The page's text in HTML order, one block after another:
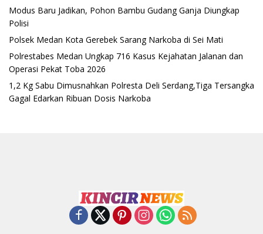
Modus Baru Jadikan, Pohon Bambu Gudang Ganja Diungkap
Polisi
Polsek Medan Kota Gerebek Sarang Narkoba di Sei Mati
Polrestabes Medan Ungkap 716 Kasus Kejahatan Jalanan dan
Operasi Pekat Toba 2026
1,2 Kg Sabu Dimusnahkan Polresta Deli Serdang,Tiga Tersangka
Gagal Edarkan Ribuan Dosis Narkoba